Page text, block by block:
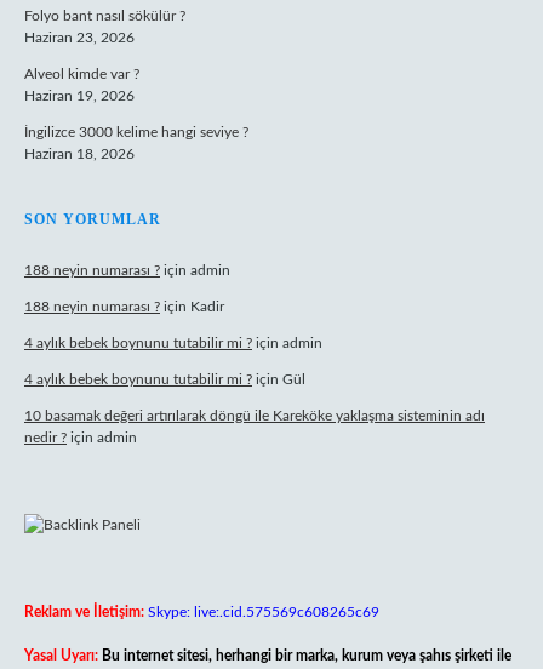
Folyo bant nasıl sökülür ?
Haziran 23, 2026
Alveol kimde var ?
Haziran 19, 2026
İngilizce 3000 kelime hangi seviye ?
Haziran 18, 2026
SON YORUMLAR
188 neyin numarası ? için admin
188 neyin numarası ? için Kadir
4 aylık bebek boynunu tutabilir mi ? için admin
4 aylık bebek boynunu tutabilir mi ? için Gül
10 basamak değeri artırılarak döngü ile Kareköke yaklaşma sisteminin adı
nedir ? için admin
Reklam ve İletişim: Skype: live:.cid.575569c608265c69
Yasal Uyarı: Bu internet sitesi, herhangi bir marka, kurum veya şahıs şirketi ile